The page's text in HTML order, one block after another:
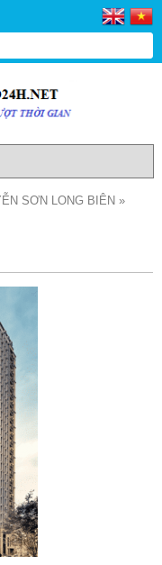
SƠN LONG BIÊN »